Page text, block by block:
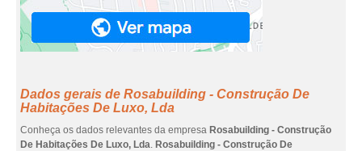
Dados gerais de Rosabuilding - Construção De
Habitações De Luxo, Lda
Conheça os dados relevantes da empresa Rosabuilding - Construção
De Habitações De Luxo, Lda. Rosabuilding - Construção De